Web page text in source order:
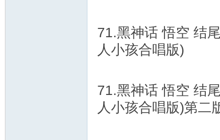
71.黑神话 悟空 结
人小孩合唱版)
71.黑神话 悟空 结
人小孩合唱版)第二